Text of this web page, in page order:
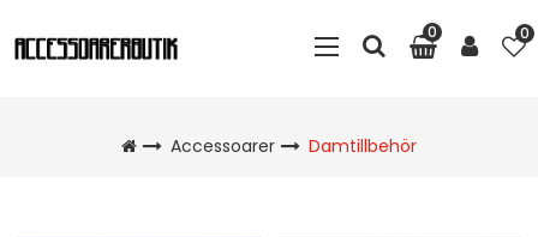
0 0
Accessoarer Damtillbehör